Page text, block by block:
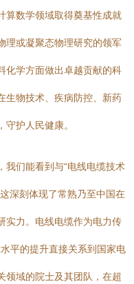
算数学领域取得奠基性成就
理或凝聚态物理研究的领军
化学方面做出卓越贡献的科
生物技术、疾病防控、新药
护人民健康。
我们能看到与“电线电缆技术
深刻体现了常熟乃至中国在
实力。电线电缆作为电力传
平的提升直接关系到国家电
领域的院士及其团队，在超